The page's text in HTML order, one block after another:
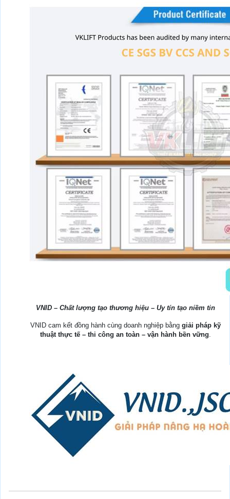
VNID – Chất lượng tạo thương hiệu – Uy tín tạo niềm tin
VNID cam kết đồng hành cùng doanh nghiệp bằng giải pháp kỹ
thuật thực tế – thi công an toàn – vận hành bền vững.